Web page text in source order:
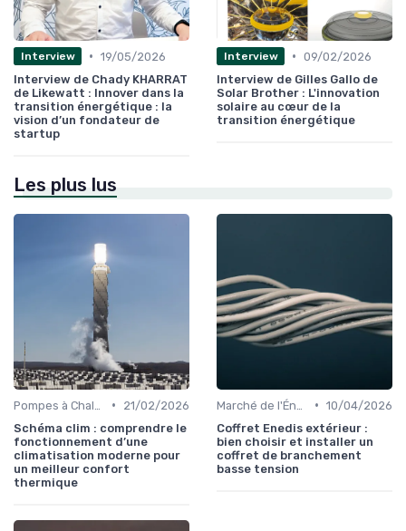
Interview • 19/05/2026
Interview de Chady KHARRAT
de Likewatt : Innover dans la
transition énergétique : la
vision d’un fondateur de
startup
Interview • 09/02/2026
Interview de Gilles Gallo de
Solar Brother : L'innovation
solaire au cœur de la
transition énergétique
Les plus lus
•
21/02/2026
Schéma clim : comprendre le
fonctionnement d’une
climatisation moderne pour
un meilleur confort
thermique
• 10/04/2026
Coffret Enedis extérieur :
bien choisir et installer un
coffret de branchement
basse tension